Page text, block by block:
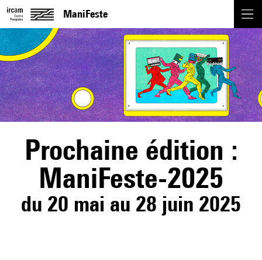
ManiFeste
Prochaine édition :
ManiFeste-2025
du 20 mai au 28 juin 2025